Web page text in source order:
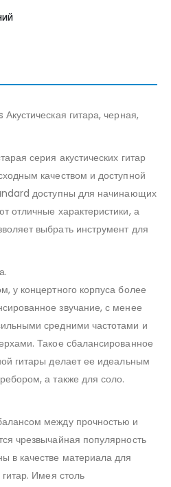
гитара, черная,
серия акустических гитар
качеством и доступной
доступны для начинающих
отличные характеристики, а
выбрать инструмент для
у концертного корпуса более
звучание, с менее
средними частотами и
Такое сбалансированное
гитары делает ее идеальным
а также для соло.
между прочностью и
чрезвычайная популярность
в качестве материала для
гитар. Имея столь